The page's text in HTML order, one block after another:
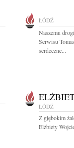
ŁÓDŹ
Naszemu
Serwisu
serdeczne...
ŁÓDŹ
Z głębokim
Elżbiety